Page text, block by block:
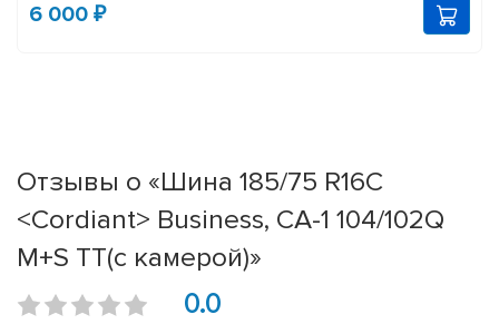
6 000 ₽
Отзывы о «Шина 185/75 R16C
<Cordiant> Business, CA-1 104/102Q
M+S TT(с камерой)»
0.0